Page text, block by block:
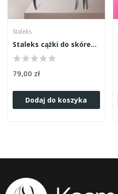
Staleks
Staleks cążki do skórek Smart 30 4mm
79,00 zł
Dodaj do koszyka